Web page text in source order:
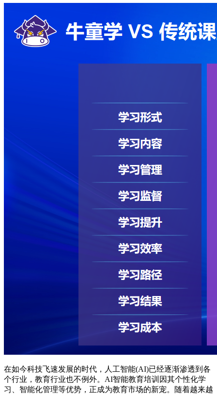
在如今科技飞速发展的时代，人工智能(AI)已经逐渐渗透到各
个行业，教育行业也不例外。AI智能教育培训因其个性化学
习、智能化管理等优势，正成为教育市场的新宠。随着越来越